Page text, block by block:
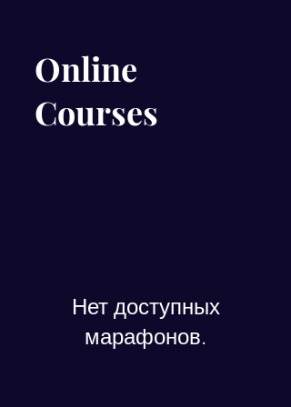
Online
Courses
Нет доступных
марафонов.